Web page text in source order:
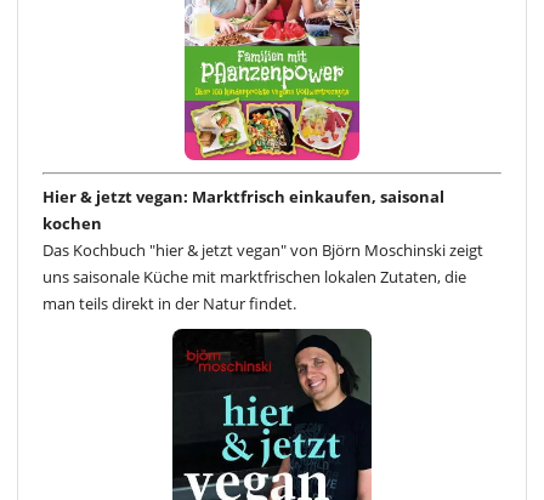
Hier & jetzt vegan: Marktfrisch einkaufen, saisonal
kochen
Das Kochbuch "hier & jetzt vegan" von Björn Moschinski zeigt
uns saisonale Küche mit marktfrischen lokalen Zutaten, die
man teils direkt in der Natur findet.